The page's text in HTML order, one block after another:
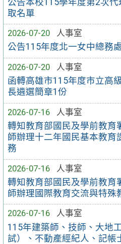
取名單
2026-07-20
人事室
公告115年度北一女中總務
2026-07-20
人事室
函轉高雄市115年度市立高
長遴選簡章1份
2026-07-16
人事室
轉知教育部國民及學前教育
師辦理十二年國民基本教育
務
2026-07-16
人事室
轉知教育部國民及學前教育
師辦理國際教育交流與特殊
2026-07-16
人事室
115年建築師、技師、大地
試）、不動產經紀人、記帳